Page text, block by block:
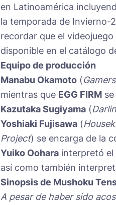
en Latinoamérica
la temporada de Invierno-
recordar que el videojuego
disponible en el catálogo
Equipo de producción
Manabu Okamoto (
mientras que EGG FIRM
Kazutaka Sugiyama (
Yoshiaki Fujisawa (
Project) se encarga de la
Yuiko Oohara interpretó el
así como también
Sinopsis de Mushoku
A pesar de haber sido